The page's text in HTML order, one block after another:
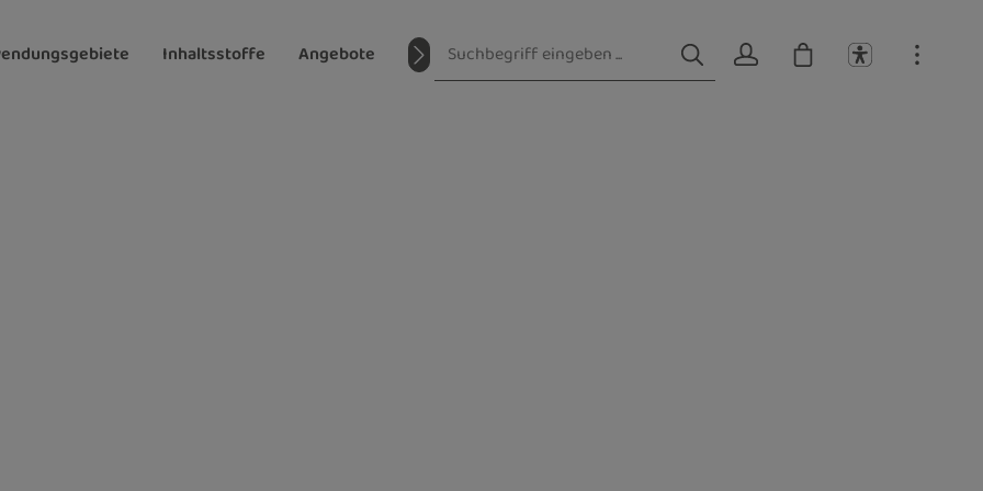
Inhaltsstoffe Angebote Magazin